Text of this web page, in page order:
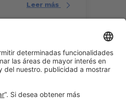
Leer más
#EXPOQUIMIA2026
en las redes sociales